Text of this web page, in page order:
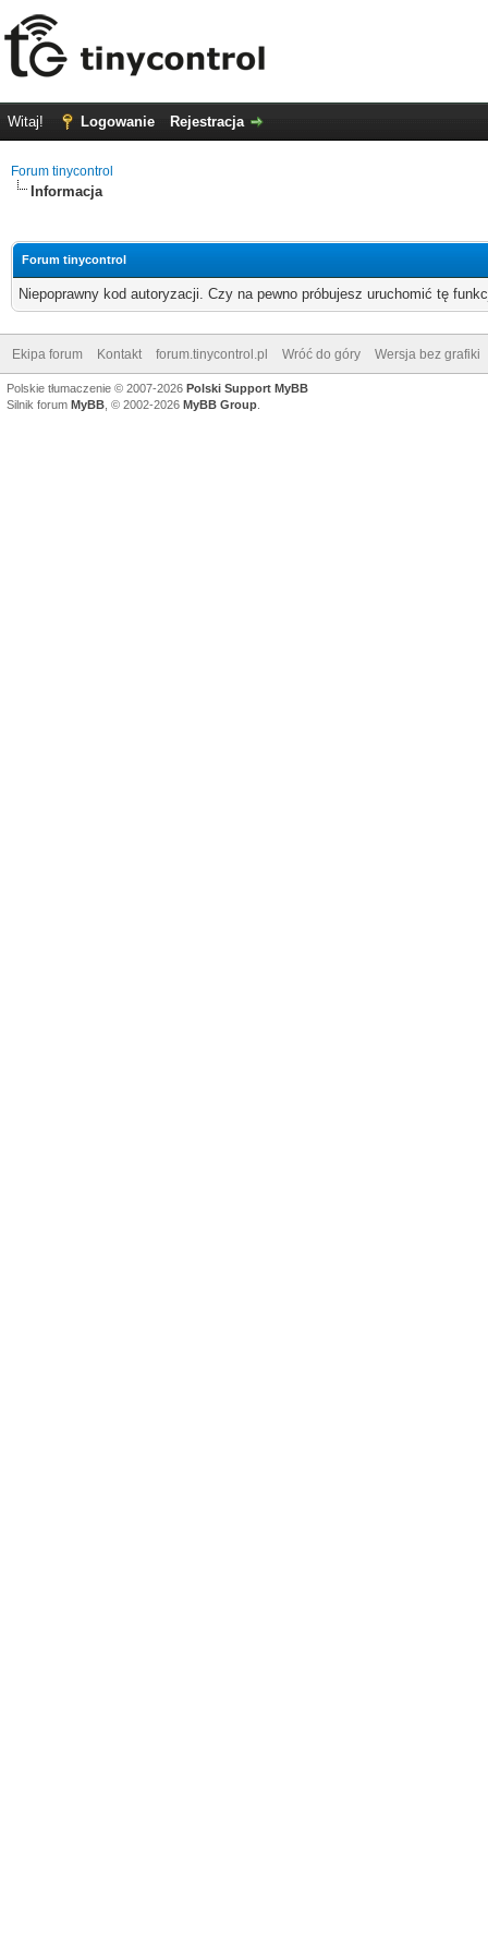
Witaj! Logowanie Rejestracja
Forum tinycontrol
Informacja
Forum tinycontrol
Niepoprawny kod autoryzacji. Czy na pewno próbujesz uruchomić tę
Ekipa forum Kontakt forum.tinycontrol.pl Wróć do góry Wersja bez grafiki
Polskie tłumaczenie © 2007-2026 Polski Support MyBB
Silnik forum MyBB , © 2002-2026 MyBB Group